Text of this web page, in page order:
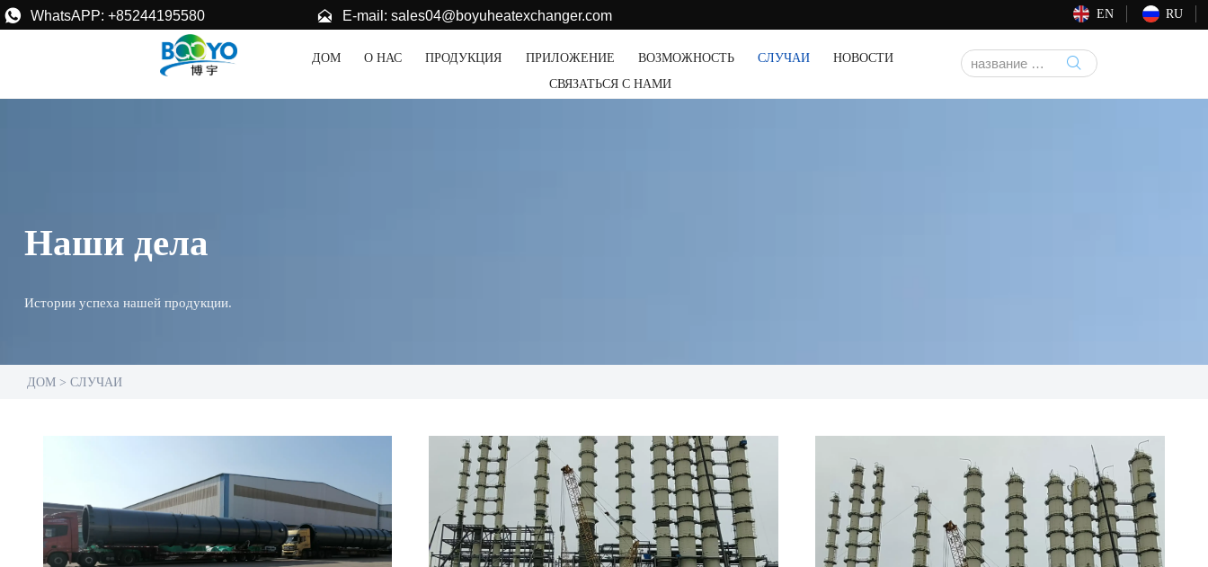
 WhatsAPP: +85244195580  E-mail: sales04@boyuheatexchanger.com EN RU
ДОМ О НАС ПРОДУКЦИЯ ПРИЛОЖЕНИЕ ВОЗМОЖНОСТЬ СЛУЧАИ
НОВОСТИ
СВЯЗАТЬСЯ С НАМИ

Наши дела
Истории успеха нашей продукции.
ДОМ > СЛУЧАИ